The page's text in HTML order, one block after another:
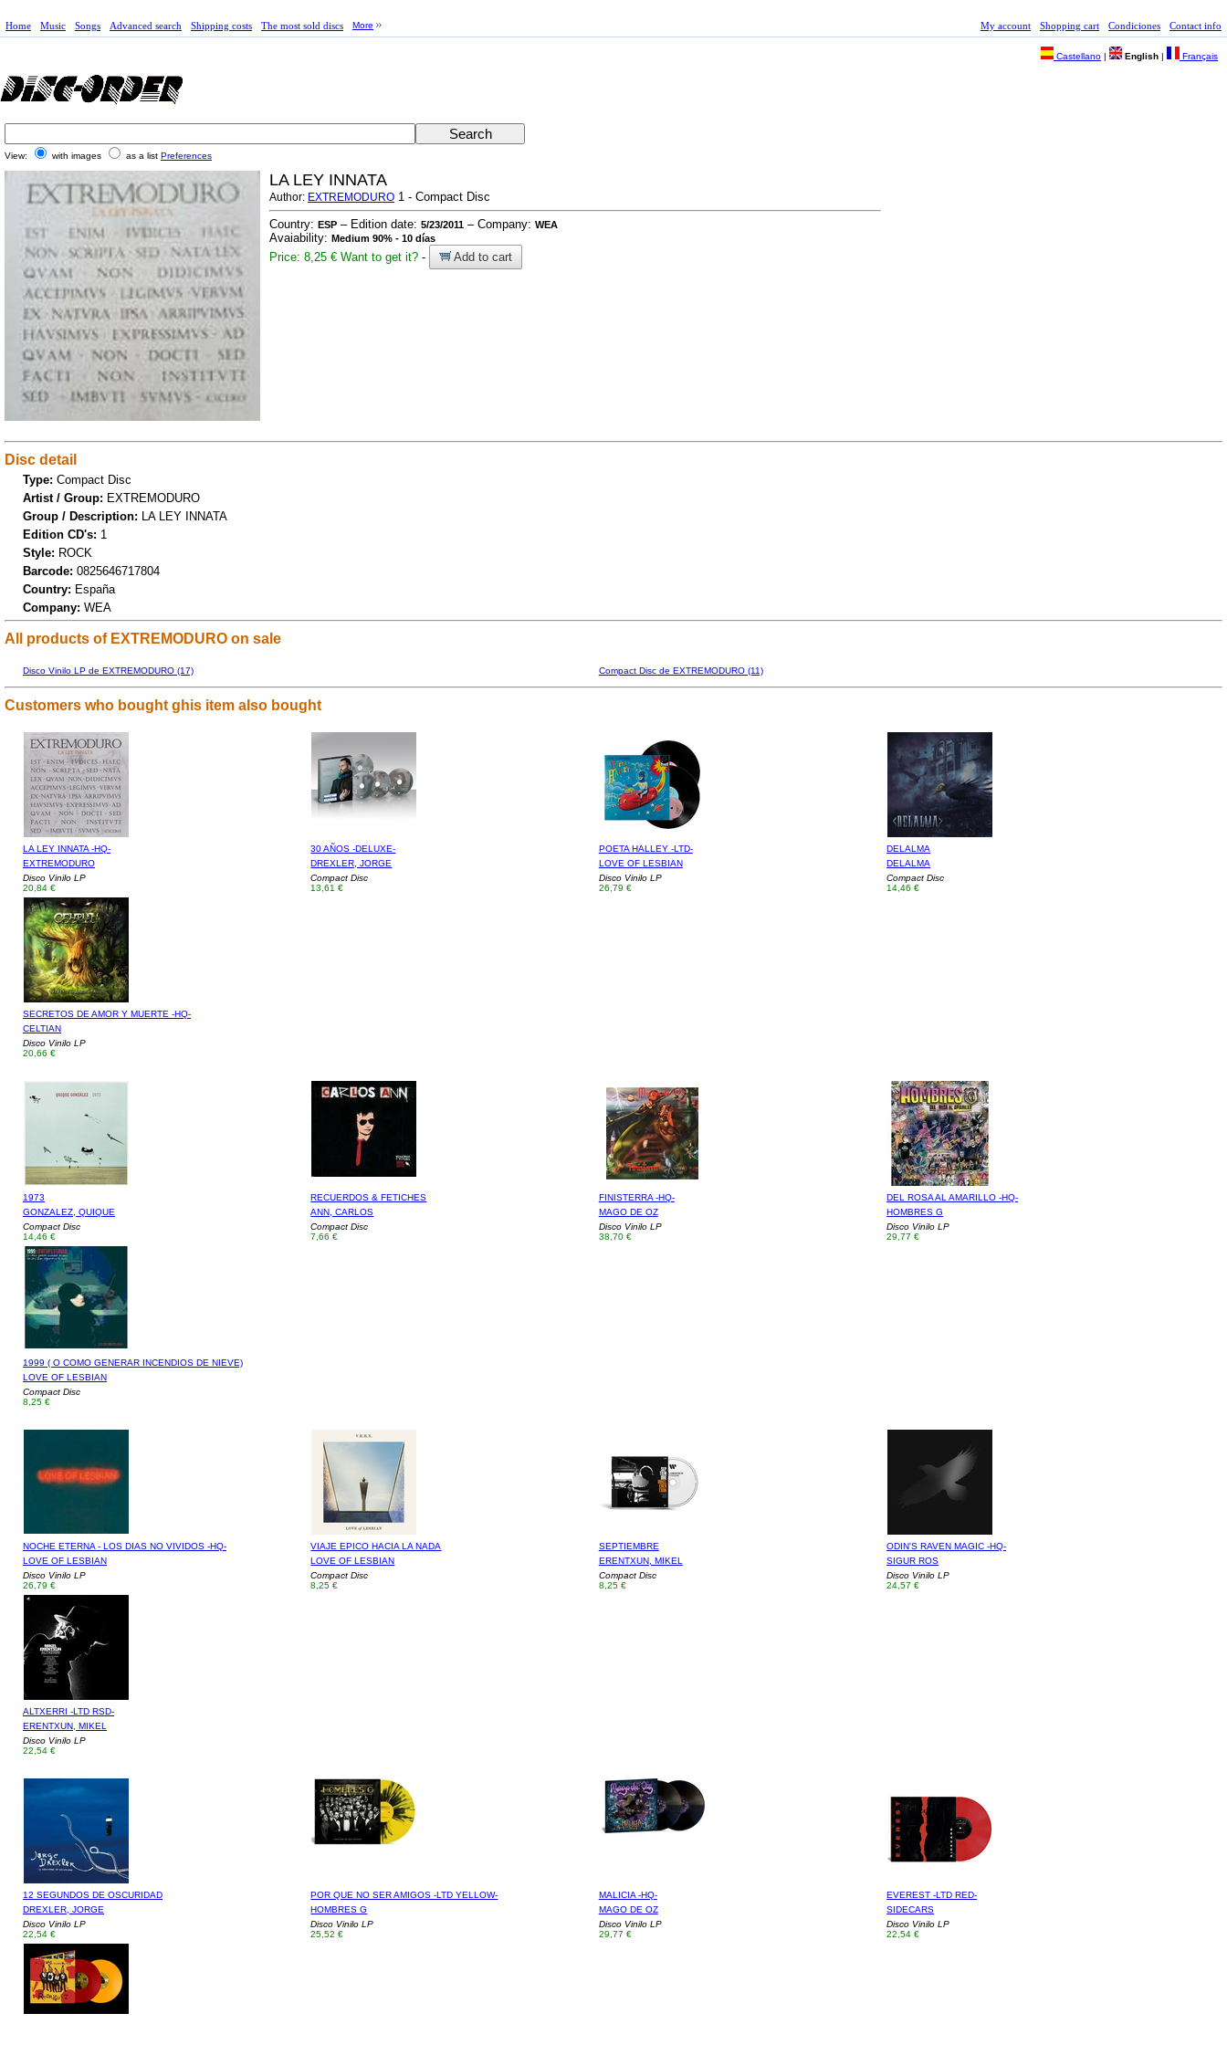
Home Music Songs Advanced search Shipping costs The most sold discs More My account Shopping cart Condiciones Contact info
Castellano | English | Français
View: with images as a list Preferences
LA LEY INNATA
Author: EXTREMODURO 1 - Compact Disc
Country: ESP – Edition date: 5/23/2011 – Company: WEA
Avaiability: Medium 90% - 10 días
Price: 8,25 € Want to get it? - Add to cart
Disc detail
Type: Compact Disc
Artist / Group: EXTREMODURO
Group / Description: LA LEY INNATA
Edition CD's: 1
Style: ROCK
Barcode: 0825646717804
Country: España
Company: WEA
All products of EXTREMODURO on sale
Disco Vinilo LP de EXTREMODURO (17) Compact Disc de EXTREMODURO (11)
Customers who bought ghis item also bought
LA LEY INNATA -HQ-
EXTREMODURO
Disco Vinilo LP
20,84 €
30 AÑOS -DELUXE-
DREXLER, JORGE
Compact Disc
13,61 €
POETA HALLEY -LTD-
LOVE OF LESBIAN
Disco Vinilo LP
26,79 €
DELALMA
DELALMA
Compact Disc
14,46 €
SECRETOS DE AMOR Y MUERTE -HQ-
CELTIAN
Disco Vinilo LP
20,66 €
1973
GONZALEZ, QUIQUE
Compact Disc
14,46 €
RECUERDOS & FETICHES
ANN, CARLOS
Compact Disc
7,66 €
FINISTERRA -HQ-
MAGO DE OZ
Disco Vinilo LP
38,70 €
DEL ROSA AL AMARILLO -HQ-
HOMBRES G
Disco Vinilo LP
29,77 €
1999 ( O COMO GENERAR INCENDIOS DE NIEVE)
LOVE OF LESBIAN
Compact Disc
8,25 €
NOCHE ETERNA - LOS DIAS NO VIVIDOS -HQ-
LOVE OF LESBIAN
Disco Vinilo LP
26,79 €
VIAJE EPICO HACIA LA NADA
LOVE OF LESBIAN
Compact Disc
8,25 €
SEPTIEMBRE
ERENTXUN, MIKEL
Compact Disc
8,25 €
ODIN'S RAVEN MAGIC -HQ-
SIGUR ROS
Disco Vinilo LP
24,57 €
ALTXERRI -LTD RSD-
ERENTXUN, MIKEL
Disco Vinilo LP
22,54 €
12 SEGUNDOS DE OSCURIDAD
DREXLER, JORGE
Disco Vinilo LP
22,54 €
POR QUE NO SER AMIGOS -LTD YELLOW-
HOMBRES G
Disco Vinilo LP
25,52 €
MALICIA -HQ-
MAGO DE OZ
Disco Vinilo LP
29,77 €
EVEREST -LTD RED-
SIDECARS
Disco Vinilo LP
22,54 €